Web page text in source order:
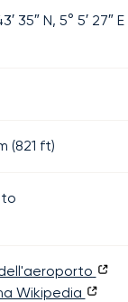
35″ N, 5° 5′ 27″ E
(821 ft)
Wikipedia